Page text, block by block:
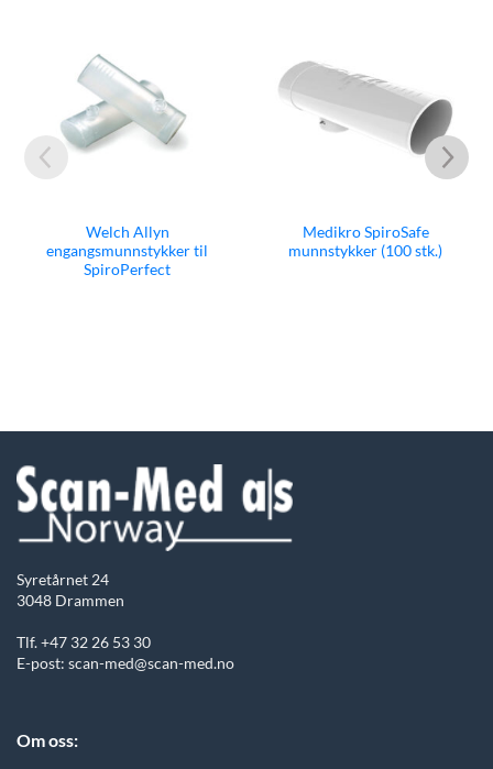
Medikro SpiroSafe
munnstykker (100 stk.)
Medikro Håndtak for
munnstykker
Syretårnet 24
3048 Drammen
Tlf. +47 32 26 53 30
E-post: scan-med@scan-med.no
Om oss: